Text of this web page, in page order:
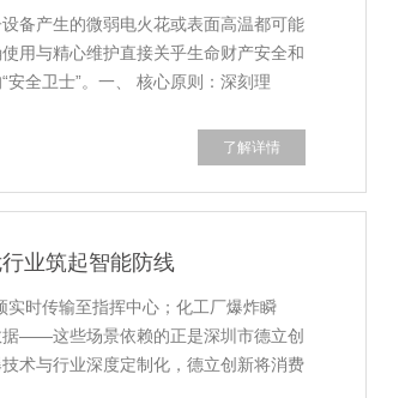
备产生的微弱电火花或表面高温都可能
用与精心维护直接关乎生命财产安全和
全卫士”。一、 核心原则：深刻理
了解详情
业筑起智能防线
时传输至指挥中心；化工厂爆炸瞬
——这些场景依赖的正是深圳市德立创
术与行业深度定制化，德立创新将消费